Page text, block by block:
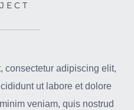
consectetur adipiscing elit,
ut labore et dolore
veniam, quis nostrud